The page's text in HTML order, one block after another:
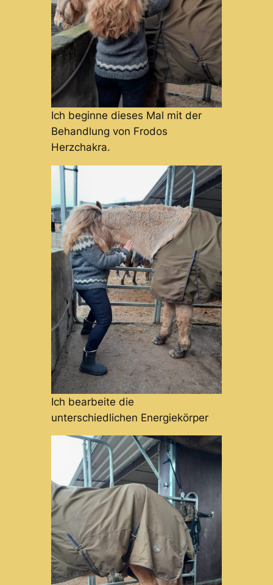
Ich beginne dieses Mal mit der
Behandlung von Frodos
Herzchakra.
Ich bearbeite die
unterschiedlichen Energiekörper